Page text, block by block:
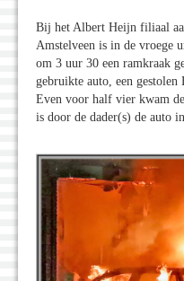
Bij het Albert Heijn filiaal
Amstelveen is in de vroege
om 3 uur 30 een ramkraak
gebruikte auto, een
Even voor half vier kwam
is door de dader(s) de auto